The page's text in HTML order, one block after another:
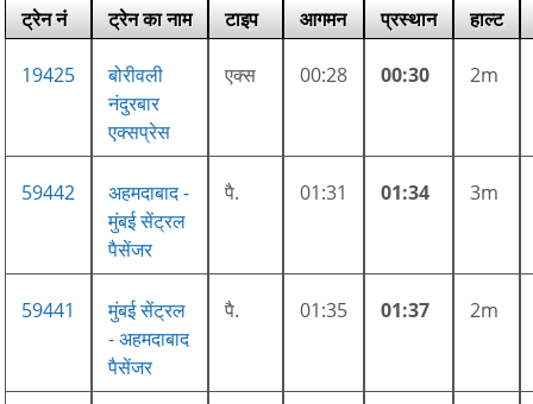
ट्रेन नं ट्रेन का नाम टाइप आगमन प्रस्थान हाल्ट
19425
बोरीवली
नंदुरबार
एक्सप्रेस
एक्स 00:28 00:30 2m
59442
अहमदाबाद -
मुंबई सेंट्रल
पैसेंजर
पै. 01:31 01:34 3m
59441
मुंबई सेंट्रल
- अहमदाबाद
पैसेंजर
पै. 01:35 01:37 2m